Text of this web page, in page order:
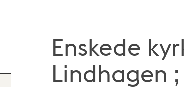
Enskede
Lindhagen